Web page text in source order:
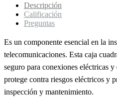
Descripción
Calificación
Preguntas
Es un componente esencial en la
telecomunicaciones. Esta caja
seguro para conexiones eléctricas
protege contra riesgos eléctricos y
inspección y mantenimiento.